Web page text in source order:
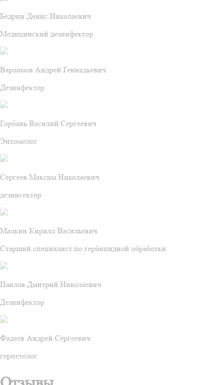
Бедрин Денис Николаевич
Медицинский дезинфектор
Варламов Андрей Геннадьевич
Дезинфектор
Горбань Василий Сергеевич
Энтомолог
Сергеев Максим Николаевич
дезинсектор
Малкин Кирилл Васильевич
Старший специалист по гербицидной обработки
Павлов Дмитрий Николаевич
Дезинфектор
Фадеев Андрей Сергеевич
герпетолог